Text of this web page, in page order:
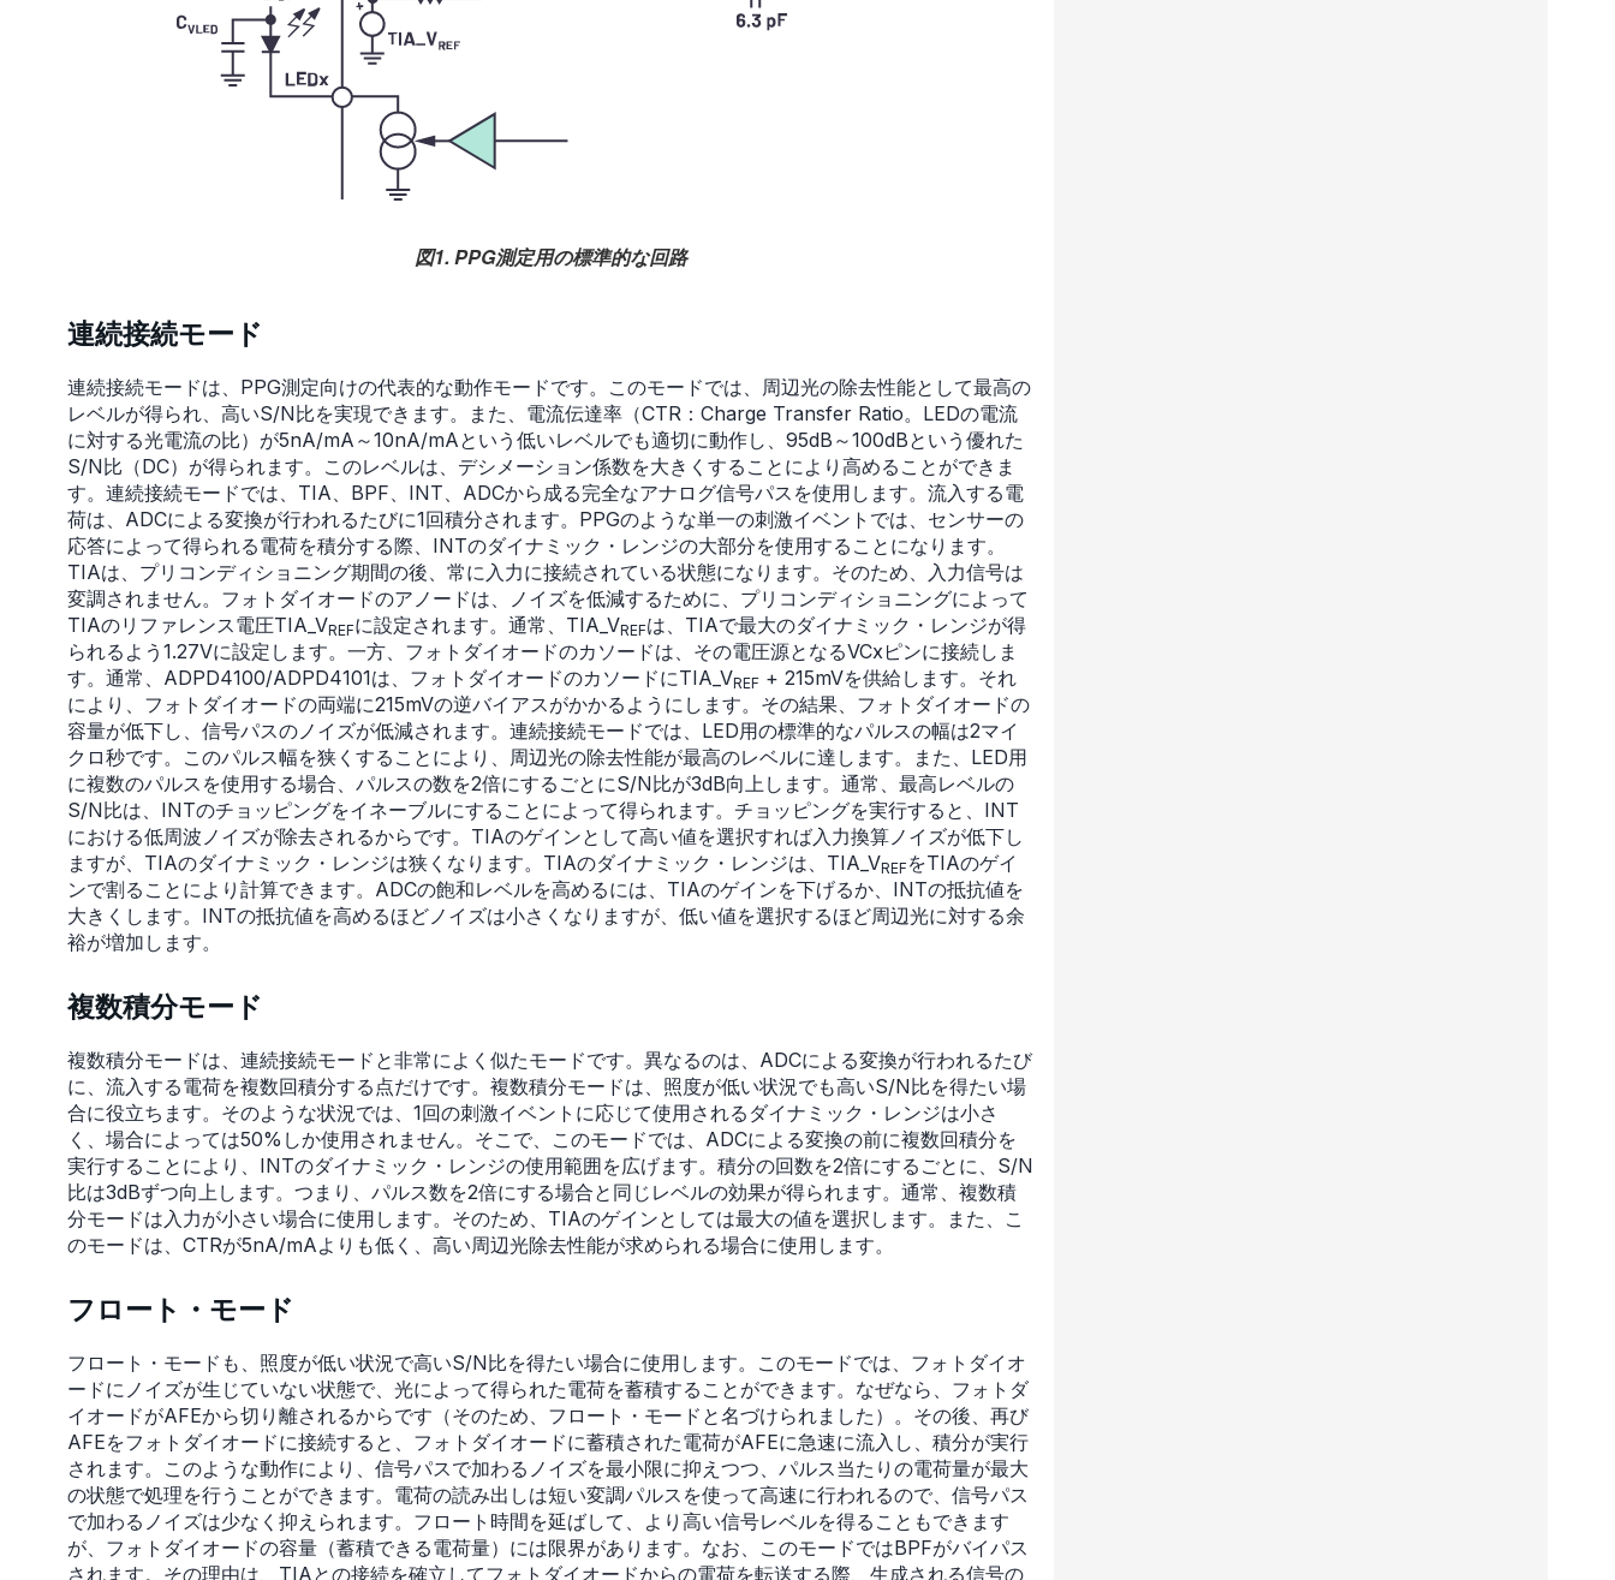
図1. PPG測定用の標準的な回路
連続接続モード
連続接続モードは、PPG測定向けの代表的な動作モードです。このモードでは、周辺光の除去性能として最高の
レベルが得られ、高いS/N比を実現できます。また、電流伝達率（CTR：Charge Transfer Ratio。LEDの電流
に対する光電流の比）が5nA/mA～10nA/mAという低いレベルでも適切に動作し、95dB～100dBという優れた
S/N比（DC）が得られます。このレベルは、デシメーション係数を大きくすることにより高めることができま
す。連続接続モードでは、TIA、BPF、INT、ADCから成る完全なアナログ信号パスを使用します。流入する電
荷は、ADCによる変換が行われるたびに1回積分されます。PPGのような単一の刺激イベントでは、センサーの
応答によって得られる電荷を積分する際、INTのダイナミック・レンジの大部分を使用することになります。
TIAは、プリコンディショニング期間の後、常に入力に接続されている状態になります。そのため、入力信号は
変調されません。フォトダイオードのアノードは、ノイズを低減するために、プリコンディショニングによって
TIAのリファレンス電圧TIA_VREFに設定されます。通常、TIA_VREFは、TIAで最大のダイナミック・レンジが得
られるよう1.27Vに設定します。一方、フォトダイオードのカソードは、その電圧源となるVCxピンに接続しま
す。通常、ADPD4100/ADPD4101は、フォトダイオードのカソードにTIA_VREF + 215mVを供給します。それ
により、フォトダイオードの両端に215mVの逆バイアスがかかるようにします。その結果、フォトダイオードの
容量が低下し、信号パスのノイズが低減されます。連続接続モードでは、LED用の標準的なパルスの幅は2マイ
クロ秒です。このパルス幅を狭くすることにより、周辺光の除去性能が最高のレベルに達します。また、LED用
に複数のパルスを使用する場合、パルスの数を2倍にするごとにS/N比が3dB向上します。通常、最高レベルの
S/N比は、INTのチョッピングをイネーブルにすることによって得られます。チョッピングを実行すると、INT
における低周波ノイズが除去されるからです。TIAのゲインとして高い値を選択すれば入力換算ノイズが低下し
ますが、TIAのダイナミック・レンジは狭くなります。TIAのダイナミック・レンジは、TIA_VREF をTIAのゲイ
ンで割ることにより計算できます。ADCの飽和レベルを高めるには、TIAのゲインを下げるか、INTの抵抗値を
大きくします。INTの抵抗値を高めるほどノイズは小さくなりますが、低い値を選択するほど周辺光に対する余
裕が増加します。
複数積分モード
複数積分モードは、連続接続モードと非常によく似たモードです。異なるのは、ADCによる変換が行われるたび
に、流入する電荷を複数回積分する点だけです。複数積分モードは、照度が低い状況でも高いS/N比を得たい場
合に役立ちます。そのような状況では、1回の刺激イベントに応じて使用されるダイナミック・レンジは小さ
く、場合によっては50%しか使用されません。そこで、このモードでは、ADCによる変換の前に複数回積分を
実行することにより、INTのダイナミック・レンジの使用範囲を広げます。積分の回数を2倍にするごとに、S/N
比は3dBずつ向上します。つまり、パルス数を2倍にする場合と同じレベルの効果が得られます。通常、複数積
分モードは入力が小さい場合に使用します。そのため、TIAのゲインとしては最大の値を選択します。また、こ
のモードは、CTRが5nA/mAよりも低く、高い周辺光除去性能が求められる場合に使用します。
フロート・モード
フロート・モードも、照度が低い状況で高いS/N比を得たい場合に使用します。このモードでは、フォトダイオ
ードにノイズが生じていない状態で、光によって得られた電荷を蓄積することができます。なぜなら、フォトダ
イオードがAFEから切り離されるからです（そのため、フロート・モードと名づけられました）。その後、再び
AFEをフォトダイオードに接続すると、フォトダイオードに蓄積された電荷がAFEに急速に流入し、積分が実行
されます。このような動作により、信号パスで加わるノイズを最小限に抑えつつ、パルス当たりの電荷量が最大
の状態で処理を行うことができます。電荷の読み出しは短い変調パルスを使って高速に行われるので、信号パス
で加わるノイズは少なく抑えられます。フロート時間を延ばして、より高い信号レベルを得ることもできます
が、フォトダイオードの容量（蓄積できる電荷量）には限界があります。なお、このモードではBPFがバイパス
されます。その理由は、TIAとの接続を確立してフォトダイオードからの電荷を転送する際、生成される信号の